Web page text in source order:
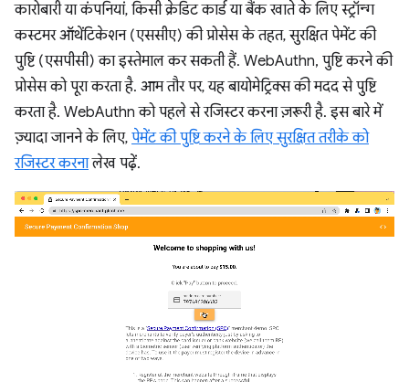
कारोबारी या कंपनियां, किसी क्रेडिट कार्ड या बैंक खाते के लिए स्ट्रॉन्ग
कस्टमर ऑथेंटिकेशन (एससीए) की प्रोसेस के तहत, सुरक्षित पेमेंट की
पुष्टि (एसपीसी) का इस्तेमाल कर सकती हैं. WebAuthn, पुष्टि करने की
प्रोसेस को पूरा करता है. आम तौर पर, यह बायोमेट्रिक्स की मदद से पुष्टि
करता है. WebAuthn को पहले से रजिस्टर करना ज़रूरी है. इस बारे में
ज़्यादा जानने के लिए, पेमेंट की पुष्टि करने के लिए सुरक्षित तरीके को
रजिस्टर करनालेख पढ़ें.